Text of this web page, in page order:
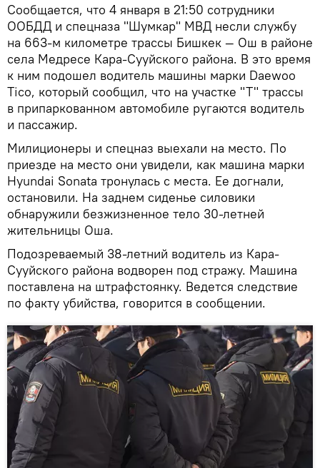
Сообщается, что 4 января в 21:50 сотрудники
ООБДД и спецназа "Шумкар" МВД несли службу
на 663-м километре трассы Бишкек — Ош в районе
села Медресе Кара-Сууйского района. В это время
к ним подошел водитель машины марки Daewoo
Tico, который сообщил, что на участке "Т" трассы
в припаркованном автомобиле ругаются водитель
и пассажир.
Милиционеры и спецназ выехали на место. По
приезде на место они увидели, как машина марки
Hyundai Sonata тронулась с места. Ее догнали,
остановили. На заднем сиденье силовики
обнаружили безжизненное тело 30-летней
жительницы Оша.
Подозреваемый 38-летний водитель из Кара-
Сууйского района водворен под стражу. Машина
поставлена на штрафстоянку. Ведется следствие
по факту убийства, говорится в сообщении.